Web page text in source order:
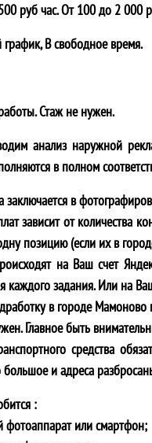
руб час. От 100 до 2 000
В свободное время.
Стаж не нужен.
анализ наружной
в полном
заключается в
зависит от количества
позицию (если их в
на Ваш счет
каждого задания. Или на
в городеМамоново
Главное быть
средства
большое и адреса
:
или смартфон;